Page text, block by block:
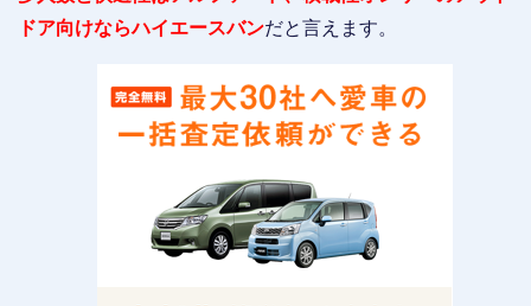
ドア向けならハイエースバンだと言えます。